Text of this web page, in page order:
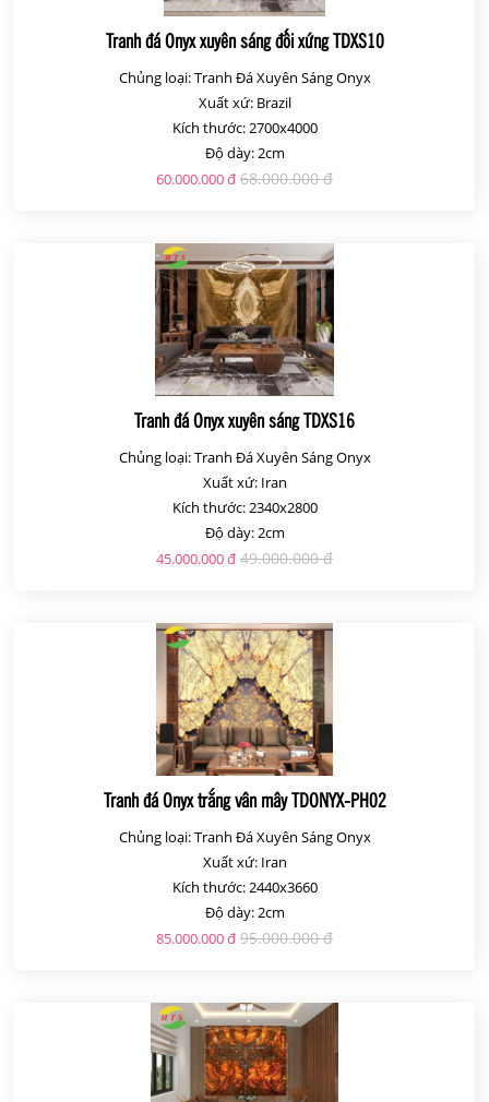
Tranh đá Onyx xuyên sáng đối xứng TDXS10
Chủng loại: Tranh Đá Xuyên Sáng Onyx
Xuất xứ: Brazil
Kích thước: 2700x4000
Độ dày: 2cm
60.000.000 đ 68.000.000 đ
Tranh đá Onyx xuyên sáng TDXS16
Chủng loại: Tranh Đá Xuyên Sáng Onyx
Xuất xứ: Iran
Kích thước: 2340x2800
Độ dày: 2cm
45.000.000 đ 49.000.000 đ
Tranh đá Onyx trắng vân mây TDONYX-PH02
Chủng loại: Tranh Đá Xuyên Sáng Onyx
Xuất xứ: Iran
Kích thước: 2440x3660
Độ dày: 2cm
85.000.000 đ 95.000.000 đ